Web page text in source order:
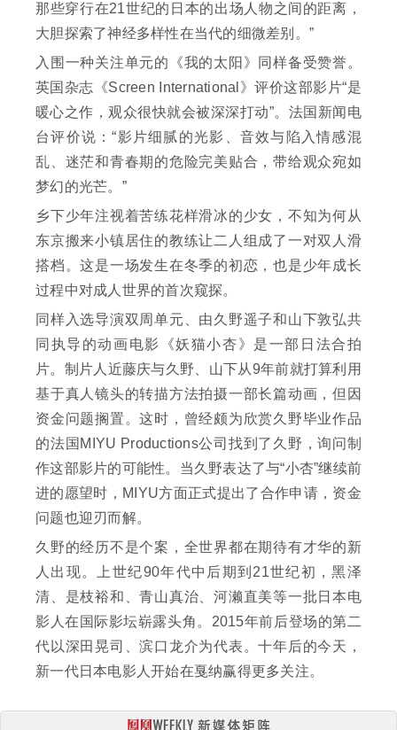
那些穿行在21世纪的日本的出场人物之间的距离，
大胆探索了神经多样性在当代的细微差别。”
入围一种关注单元的《我的太阳》同样备受赞誉。
英国杂志《Screen International》评价这部影片“是
暖心之作，观众很快就会被深深打动”。法国新闻电
台评价说：“影片细腻的光影、音效与陷入情感混
乱、迷茫和青春期的危险完美贴合，带给观众宛如
梦幻的光芒。”
乡下少年注视着苦练花样滑冰的少女，不知为何从
东京搬来小镇居住的教练让二人组成了一对双人滑
搭档。这是一场发生在冬季的初恋，也是少年成长
过程中对成人世界的首次窥探。
同样入选导演双周单元、由久野遥子和山下敦弘共
同执导的动画电影《妖猫小杏》是一部日法合拍
片。制片人近藤庆与久野、山下从9年前就打算利用
基于真人镜头的转描方法拍摄一部长篇动画，但因
资金问题搁置。这时，曾经颇为欣赏久野毕业作品
的法国MIYU Productions公司找到了久野，询问制
作这部影片的可能性。当久野表达了与“小杏”继续前
进的愿望时，MIYU方面正式提出了合作申请，资金
问题也迎刃而解。
久野的经历不是个案，全世界都在期待有才华的新
人出现。上世纪90年代中后期到21世纪初，黑泽
清、是枝裕和、青山真治、河濑直美等一批日本电
影人在国际影坛崭露头角。2015年前后登场的第二
代以深田晃司、滨口龙介为代表。十年后的今天，
新一代日本电影人开始在戛纳赢得更多关注。